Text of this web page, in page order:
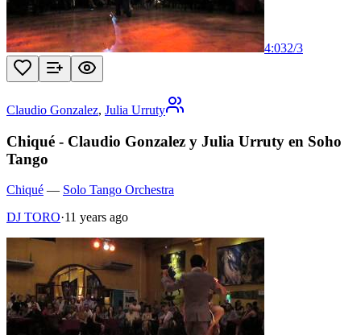
4:032/3
Claudio Gonzalez, Julia Urruty
Chiqué - Claudio Gonzalez y Julia Urruty en Soho
Tango
Chiqué — Solo Tango Orchestra
DJ TORO·11 years ago